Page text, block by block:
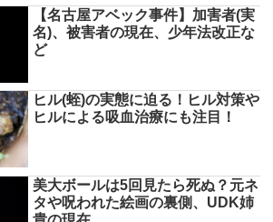
【名古屋アベック事件】加害者(実
名)、被害者の現在、少年法改正な
ど
ヒル(蛭)の実態に迫る！ヒル対策や
ヒルによる吸血治療にも注目！
美大ボールは5回見たら死ぬ？元ネ
タや呪われた絵画の裏側、UDK姉